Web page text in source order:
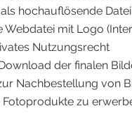
hochauflösende Datei
mit Logo
Nutzungsrecht
der finalen
Nachbestellung von
zu